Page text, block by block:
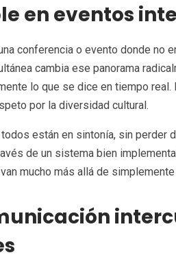
en eventos
conferencia o evento donde no
cambia ese panorama
lo que se dice en tiempo
por la diversidad cultural.
están en sintonía, sin
de un sistema bien
mucho más allá de